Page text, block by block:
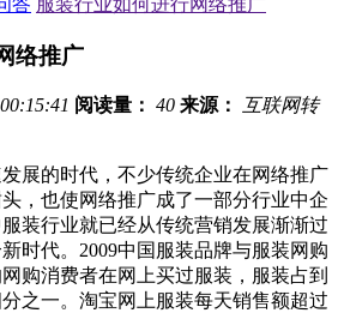
答 服装行业如何进行网络推广
络推广
阅读量： 40 来源： 互联网转
的时代，不少传统企业在网络推广
，也使网络推广成了一部分行业中企
装行业就已经从传统营销发展渐渐过
时代。2009中国服装品牌与服装网购
购消费者在网上买过服装，服装占到
之一。淘宝网上服装每天销售额超过